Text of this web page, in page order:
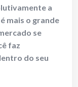
a
mais o grande
se
faz
do seu